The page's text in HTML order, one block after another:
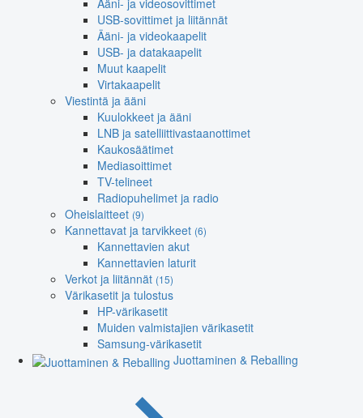
Ääni- ja videosovittimet
USB-sovittimet ja liitännät
Ääni- ja videokaapelit
USB- ja datakaapelit
Muut kaapelit
Virtakaapelit
Viestintä ja ääni
Kuulokkeet ja ääni
LNB ja satelliittivastaanottimet
Kaukosäätimet
Mediasoittimet
TV-telineet
Radiopuhelimet ja radio
Oheislaitteet (9)
Kannettavat ja tarvikkeet (6)
Kannettavien akut
Kannettavien laturit
Verkot ja liitännät (15)
Värikasetit ja tulostus
HP-värikasetit
Muiden valmistajien värikasetit
Samsung-värikasetit
Juottaminen & Reballing